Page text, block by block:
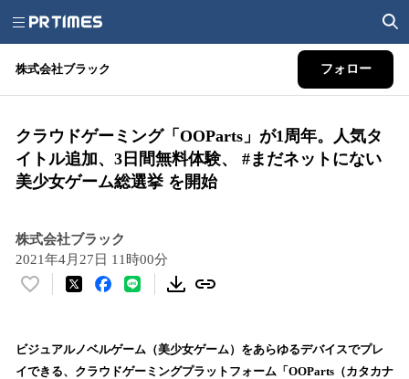
株式会社ブラック フォロー
クラウドゲーミング「OOParts」が1周年。人気タ
イトル追加、3日間無料体験、 #まだネットにない
美少女ゲーム総選挙 を開始
株式会社ブラック
2021年4月27日 11時00分
い
！
数
ビジュアルノベルゲーム（美少女ゲーム）をあらゆるデバイスでプレ
イできる、クラウドゲーミングプラットフォーム「OOParts（カタカナ